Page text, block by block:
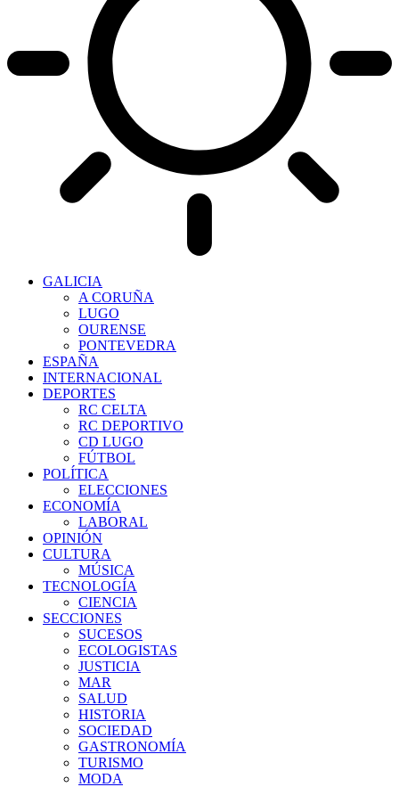
GALICIA
A CORUÑA
LUGO
OURENSE
PONTEVEDRA
ESPAÑA
INTERNACIONAL
DEPORTES
RC CELTA
RC DEPORTIVO
CD LUGO
FÚTBOL
POLÍTICA
ELECCIONES
ECONOMÍA
LABORAL
OPINIÓN
CULTURA
MÚSICA
TECNOLOGÍA
CIENCIA
SECCIONES
SUCESOS
ECOLOGISTAS
JUSTICIA
MAR
SALUD
HISTORIA
SOCIEDAD
GASTRONOMÍA
TURISMO
MODA